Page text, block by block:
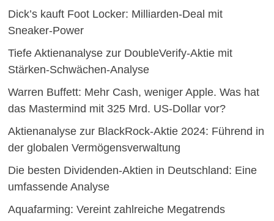
Dick’s kauft Foot Locker: Milliarden-Deal mit
Sneaker-Power
Tiefe Aktienanalyse zur DoubleVerify-Aktie mit
Stärken-Schwächen-Analyse
Warren Buffett: Mehr Cash, weniger Apple. Was hat
das Mastermind mit 325 Mrd. US-Dollar vor?
Aktienanalyse zur BlackRock-Aktie 2024: Führend in
der globalen Vermögensverwaltung
Die besten Dividenden-Aktien in Deutschland: Eine
umfassende Analyse
Aquafarming: Vereint zahlreiche Megatrends